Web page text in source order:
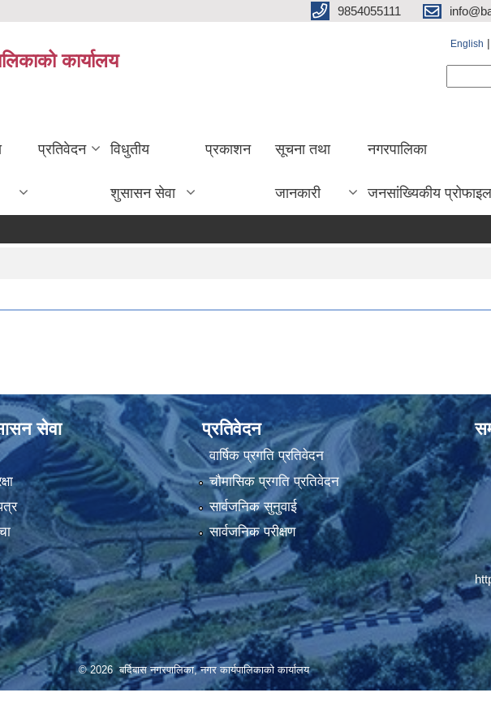
9854055111
कार्यालय
English
प्रतिवेदन विधुतीय
शुसासन सेवा
प्रकाशन सूचना तथा
जानकारी
नगरपालिका
जनसांख्यिकीय प्रोफाइल
सेवा प्रतिवेदन
वार्षिक प्रगति प्रतिवेदन
चौमासिक प्रगति प्रतिवेदन
सार्वजनिक सुनुवाई
सार्वजनिक परीक्षण
© 2026 बर्दिबास नगरपालिका, नगर कार्यपालिकाको कार्यालय